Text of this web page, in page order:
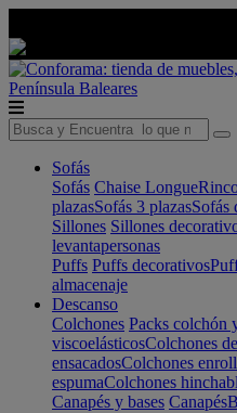
Península Baleares
Sofás
Sofás Chaise Longue
plazasSofás 3 plazasSofás
Sillones Sillones
levantapersonas
Puffs Puffs decorativos
almacenaje
Descanso
Colchones Packs colchón
viscoelásticosColchones
ensacadosColchones
espumaColchones
Canapés y bases Canapés